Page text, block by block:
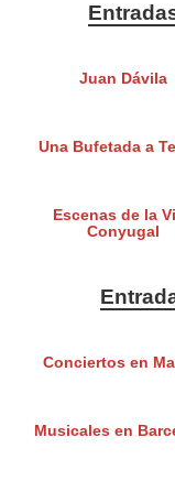
Juan Dávila
Una Bufetada a
Escenas de la
Conyugal
Conciertos en
Musicales en